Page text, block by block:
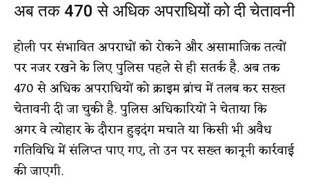
अब तक 470 से अधिक अपराधियों को दी चेतावनी
होली पर संभावित अपराधों को रोकने और असामाजिक तत्वों
पर नजर रखने के लिए पुलिस पहले से ही सतर्क है. अब तक
470 से अधिक अपराधियों को क्राइम ब्रांच में तलब कर सख्त
चेतावनी दी जा चुकी है. पुलिस अधिकारियों ने चेताया कि
अगर वे त्योहार के दौरान हुड़दंग मचाते या किसी भी अवैध
गतिविधि में संलिप्त पाए गए, तो उन पर सख्त कानूनी कार्रवाई
की जाएगी.